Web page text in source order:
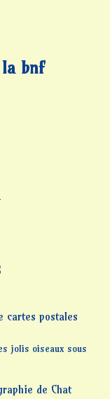
bnf
cartes postales
jolis oiseaux sous
de Chat